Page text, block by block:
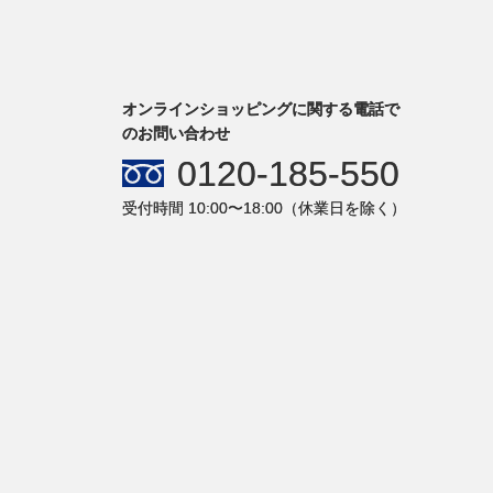
オンラインショッピングに関する電話で
のお問い合わせ
0120-185-550
受付時間 10:00〜18:00（休業日を除く）